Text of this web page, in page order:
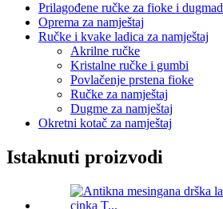
Prilagođene ručke za fioke i dugmad
Oprema za namještaj
Ručke i kvake ladica za namještaj
Akrilne ručke
Kristalne ručke i gumbi
Povlačenje prstena fioke
Ručke za namještaj
Dugme za namještaj
Okretni kotač za namještaj
Istaknuti proizvodi